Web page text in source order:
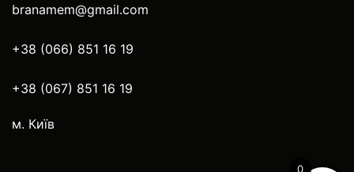
branamem@gmail.com
+38 (066) 851 16 19
+38 (067) 851 16 19
м. Київ
0